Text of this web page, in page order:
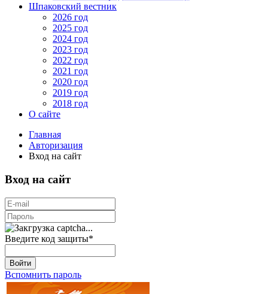
Шпаковский вестник
2026 год
2025 год
2024 год
2023 год
2022 год
2021 год
2020 год
2019 год
2018 год
О сайте
Главная
Авторизация
Вход на сайт
Вход на сайт
Введите код защиты*
Войти
Вспомнить пароль